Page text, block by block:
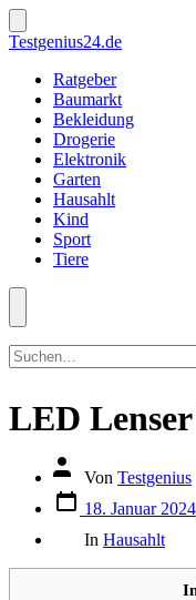
Zum
Inhalt
springen
Suche
ein-/ausblenden
Testgenius24.de
Ratgeber
Baumarkt
Bekleidung
Drogerie
Elektronik
Garten
Hausahlt
Kind
Sport
Tiere
Menü
nach:
LED
Autor
Beitrags
Von Testgenius
Datum
des
Beitrags
18. Januar 2024
In Hausahlt